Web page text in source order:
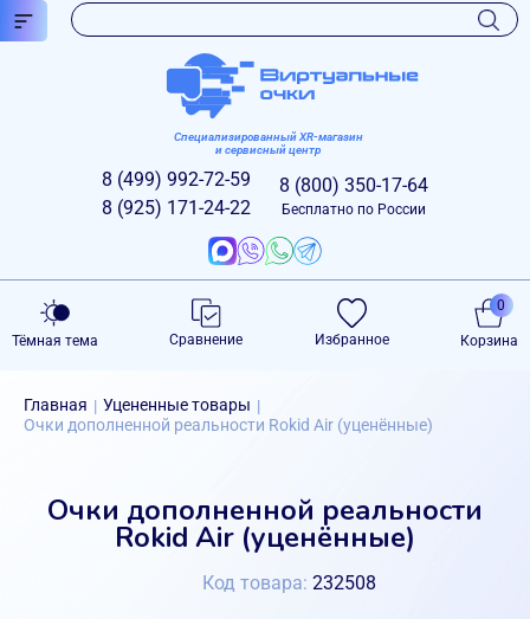
Специализированный XR-магазин
и сервисный центр
8 (499) 992-72-59
8 (925) 171-24-22
8 (800) 350-17-64
Бесплатно по России
Тёмная тема Сравнение Избранное Корзина
0
Главная | Уцененные товары |
Очки дополненной реальности Rokid Air (уценённые)
Очки дополненной реальности
Rokid Air (уценённые)
Код товара: 232508